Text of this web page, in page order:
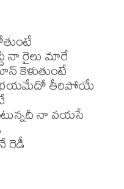
నా రైలు మారే
కెళుతుంటే
భయమేదో తీరిపోయే
నా వయసే
రెడీ